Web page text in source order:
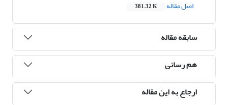
اصل مقاله
381.32 K
سابقه مقاله
هم رسانی
ارجاع به این مقاله